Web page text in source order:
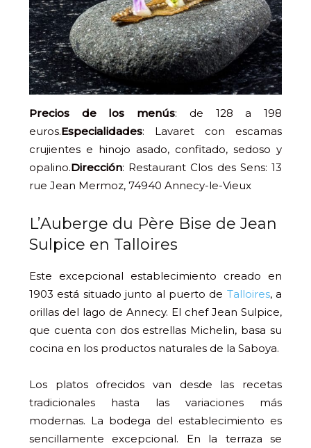
Precios de los menús: de 128 a 198
euros.Especialidades: Lavaret con escamas
crujientes e hinojo asado, confitado, sedoso y
opalino.Dirección: Restaurant Clos des Sens: 13
rue Jean Mermoz, 74940 Annecy-le-Vieux
L’Auberge du Père Bise de Jean
Sulpice en Talloires
Este excepcional establecimiento creado en
1903 está situado junto al puerto de Talloires, a
orillas del lago de Annecy. El chef Jean Sulpice,
que cuenta con dos estrellas Michelin, basa su
cocina en los productos naturales de la Saboya.
Los platos ofrecidos van desde las recetas
tradicionales hasta las variaciones más
modernas. La bodega del establecimiento es
sencillamente excepcional. En la terraza se